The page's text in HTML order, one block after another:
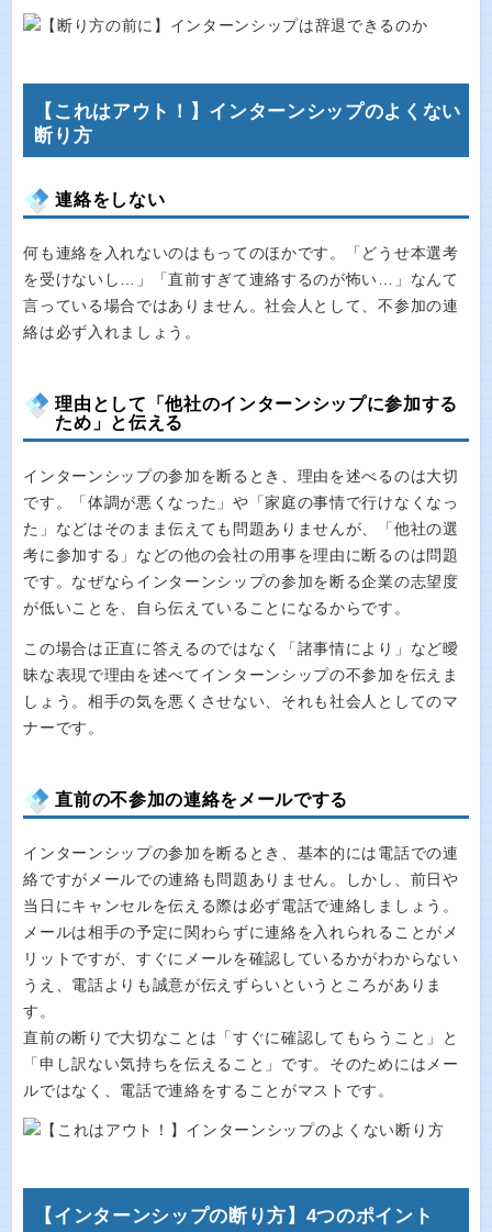
【これはアウト！】インターンシップのよくない
断り方
連絡をしない
何も連絡を入れないのはもってのほかです。「どうせ本選考
を受けないし…」「直前すぎて連絡するのが怖い…」なんて
言っている場合ではありません。社会人として、不参加の連
絡は必ず入れましょう。
理由として「他社のインターンシップに参加する
ため」と伝える
インターンシップの参加を断るとき、理由を述べるのは大切
です。「体調が悪くなった」や「家庭の事情で行けなくなっ
た」などはそのまま伝えても問題ありませんが、「他社の選
考に参加する」などの他の会社の用事を理由に断るのは問題
です。なぜならインターンシップの参加を断る企業の志望度
が低いことを、自ら伝えていることになるからです。
この場合は正直に答えるのではなく「諸事情により」など曖
昧な表現で理由を述べてインターンシップの不参加を伝えま
しょう。相手の気を悪くさせない、それも社会人としてのマ
ナーです。
直前の不参加の連絡をメールでする
インターンシップの参加を断るとき、基本的には電話での連
絡ですがメールでの連絡も問題ありません。しかし、前日や
当日にキャンセルを伝える際は必ず電話で連絡しましょう。
メールは相手の予定に関わらずに連絡を入れられることがメ
リットですが、すぐにメールを確認しているかがわからない
うえ、電話よりも誠意が伝えずらいというところがありま
す。
直前の断りで大切なことは「すぐに確認してもらうこと」と
「申し訳ない気持ちを伝えること」です。そのためにはメー
ルではなく、電話で連絡をすることがマストです。
【インターンシップの断り方】4つのポイント